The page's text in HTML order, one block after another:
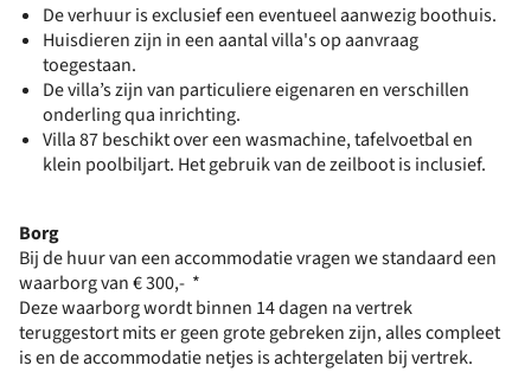
De verhuur is exclusief een eventueel aanwezig boothuis.
Huisdieren zijn in een aantal villa's op aanvraag
toegestaan.
De villa’s zijn van particuliere eigenaren en verschillen
onderling qua inrichting.
Villa 87 beschikt over een wasmachine, tafelvoetbal en
klein poolbiljart. Het gebruik van de zeilboot is inclusief.
Borg
Bij de huur van een accommodatie vragen we standaard een
waarborg van € 300,- *
Deze waarborg wordt binnen 14 dagen na vertrek
teruggestort mits er geen grote gebreken zijn, alles compleet
is en de accommodatie netjes is achtergelaten bij vertrek.